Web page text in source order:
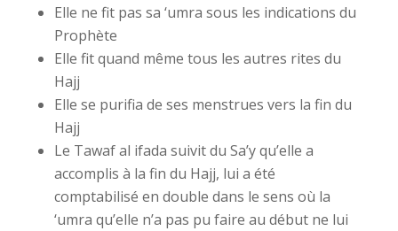
Elle ne fit pas sa ‘umra sous les indications du
Prophète
Elle fit quand même tous les autres rites du
Hajj
Elle se purifia de ses menstrues vers la fin du
Hajj
Le Tawaf al ifada suivit du Sa’y qu’elle a
accomplis à la fin du Hajj, lui a été
comptabilisé en double dans le sens où la
‘umra qu’elle n’a pas pu faire au début ne lui